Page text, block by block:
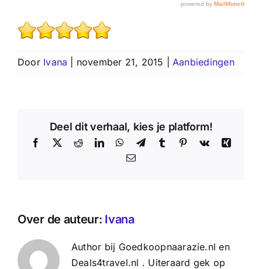
Door Ivana november 21, 2015 Aanbiedingen
Deel dit verhaal, kies je platform!
Facebook
X RedditLinkedInWhatsApp
TelegramTumblr Pinterest
Vk
Xing
E-
Over de auteur: Ivana
Author bij Goedkoopnaarazie.nl en
Deals4travel.nl . Uiteraard gek op